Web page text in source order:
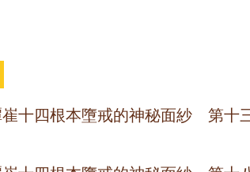
十四根本墮戒的神秘面紗 第十